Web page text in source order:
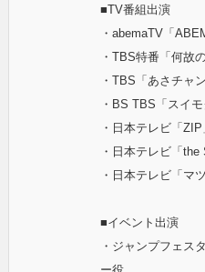
■TV番組出演
・abemaTV「
・TBS特番「何故
・TBS「あさチャ
・BS TBS「スイ
・日本テレビ「
・日本テレビ「
・日本テレビ「マ
■イベント出演
・ジャンプフェス